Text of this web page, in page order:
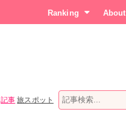
Ranking About
記事 旅スポット